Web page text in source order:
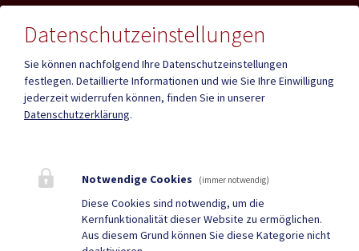
Mehr
Geko digital Gemeinde-
Infopoint St. Paul
Duale Zustellung Gemeindenachrichten
Datenschutzeinstellungen
Sie können nachfolgend Ihre Datenschutzeinstellungen
festlegen. Detaillierte Informationen und wie Sie Ihre Einwilligung
jederzeit widerrufen können, finden Sie in unserer
Datenschutzerklärung.
Notwendige Cookies (immer notwendig)
Diese Cookies sind notwendig, um die
Kernfunktionalität dieser Website zu ermöglichen.
Aus diesem Grund können Sie diese Kategorie nicht